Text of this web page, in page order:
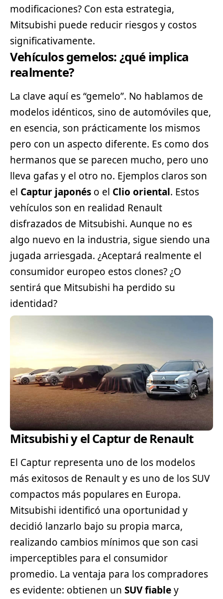
modificaciones? Con esta estrategia,
Mitsubishi puede reducir riesgos y costos
significativamente.
Vehículos gemelos: ¿qué implica
realmente?
La clave aquí es “gemelo”. No hablamos de
modelos idénticos, sino de automóviles que,
en esencia, son prácticamente los mismos
pero con un aspecto diferente. Es como dos
hermanos que se parecen mucho, pero uno
lleva gafas y el otro no. Ejemplos claros son
el Captur japonés o el Clio oriental. Estos
vehículos son en realidad Renault
disfrazados de Mitsubishi. Aunque no es
algo nuevo en la industria, sigue siendo una
jugada arriesgada. ¿Aceptará realmente el
consumidor europeo estos clones? ¿O
sentirá que Mitsubishi ha perdido su
identidad?
Mitsubishi y el Captur de Renault
El Captur representa uno de los modelos
más exitosos de Renault y es uno de los SUV
compactos más populares en Europa.
Mitsubishi identificó una oportunidad y
decidió lanzarlo bajo su propia marca,
realizando cambios mínimos que son casi
imperceptibles para el consumidor
promedio. La ventaja para los compradores
es evidente: obtienen un SUVfiabley